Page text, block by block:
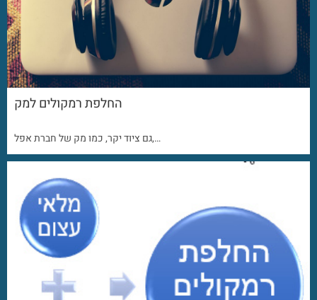
החלפת רמקולים למק
גם ציוד יקר, כמו מק של חברת אפל,…